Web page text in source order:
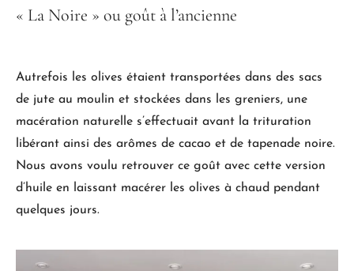
« La Noire » ou goût àl’ancienne
Autrefois les olives étaient transportées dans des sacs
de jute au moulin et stockées dans les greniers, une
macération naturelle s’effectuait avant la trituration
libérant ainsi des arômes de cacao et de tapenade noire.
Nous avons voulu retrouver ce goût avec cette version
d’huile en laissant macérer les olives à chaud pendant
quelques jours.